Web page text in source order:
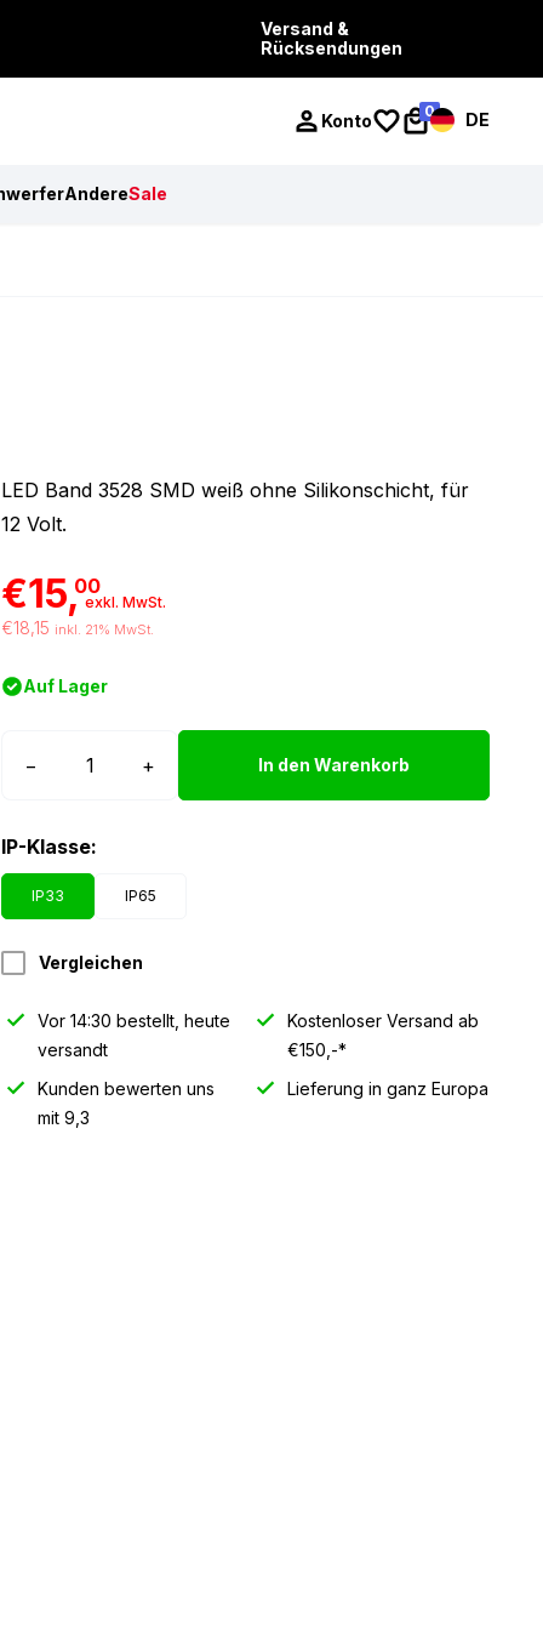
Versand &
Rücksendungen
Konto 0 DE
AndereSale
LED Band 3528 SMD weiß ohne Silikonschicht, für
12 Volt.
€15,00
exkl. MwSt.
€18,15 inkl. 21% MwSt.
Auf Lager
−
volt
weiß
3528
IP33
Meter
Menge
+ In den Warenkorb
IP-Klasse:
IP33 IP65
Vergleichen
Vor 14:30 bestellt, heute
versandt
Kostenloser Versand ab
€150,-*
Kunden bewerten uns
mit 9,3
Lieferung in ganz Europa